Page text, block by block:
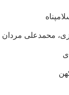
محمدعلی مردان